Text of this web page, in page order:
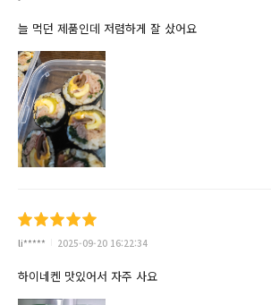
늘 먹던 제품인데 저렴하게 잘 샀어요
li***** 2025-09-20 16:22:34
하이네켄 맛있어서 자주 사요